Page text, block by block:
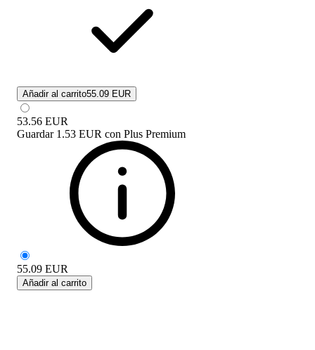
Añadir al carrito55.09 EUR
53.56 EUR
Guardar 1.53 EUR con Plus Premium
55.09 EUR
Añadir al carrito